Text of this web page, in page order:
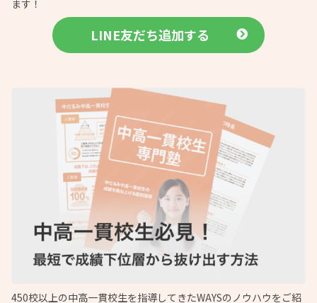
ます！
LINE友だち追加する
450校以上の中高一貫校生を指導してきたWAYSのノウハウをご紹